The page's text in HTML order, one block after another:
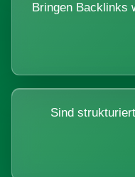
Bringen Backlinks
Sind